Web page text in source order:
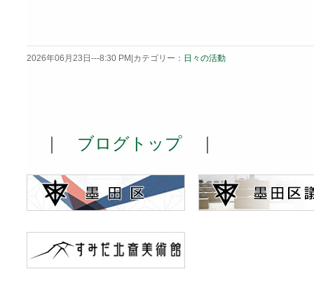
2026年06月23日---8:30 PM|カテゴリー： 日々の活動
ブログトップ